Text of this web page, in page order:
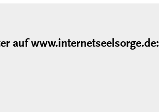
auf www.internetseelsorge.de: